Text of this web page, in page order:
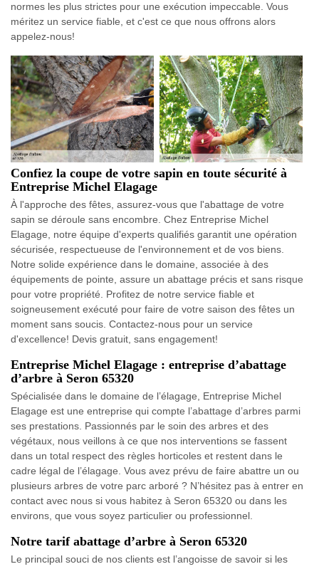
normes les plus strictes pour une exécution impeccable. Vous
méritez un service fiable, et c'est ce que nous offrons alors
appelez-nous!
Confiez la coupe de votre sapin en toute sécurité à
Entreprise Michel Elagage
À l'approche des fêtes, assurez-vous que l'abattage de votre
sapin se déroule sans encombre. Chez Entreprise Michel
Elagage, notre équipe d'experts qualifiés garantit une opération
sécurisée, respectueuse de l'environnement et de vos biens.
Notre solide expérience dans le domaine, associée à des
équipements de pointe, assure un abattage précis et sans risque
pour votre propriété. Profitez de notre service fiable et
soigneusement exécuté pour faire de votre saison des fêtes un
moment sans soucis. Contactez-nous pour un service
d'excellence! Devis gratuit, sans engagement!
Entreprise Michel Elagage : entreprise d’abattage
d’arbre à Seron 65320
Spécialisée dans le domaine de l’élagage, Entreprise Michel
Elagage est une entreprise qui compte l’abattage d’arbres parmi
ses prestations. Passionnés par le soin des arbres et des
végétaux, nous veillons à ce que nos interventions se fassent
dans un total respect des règles horticoles et restent dans le
cadre légal de l’élagage. Vous avez prévu de faire abattre un ou
plusieurs arbres de votre parc arboré ? N’hésitez pas à entrer en
contact avec nous si vous habitez à Seron 65320 ou dans les
environs, que vous soyez particulier ou professionnel.
Notre tarif abattage d’arbre à Seron 65320
Le principal souci de nos clients est l’angoisse de savoir si les